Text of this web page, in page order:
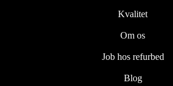
Kvalitet
Om os
Job hos refurbed
Blog